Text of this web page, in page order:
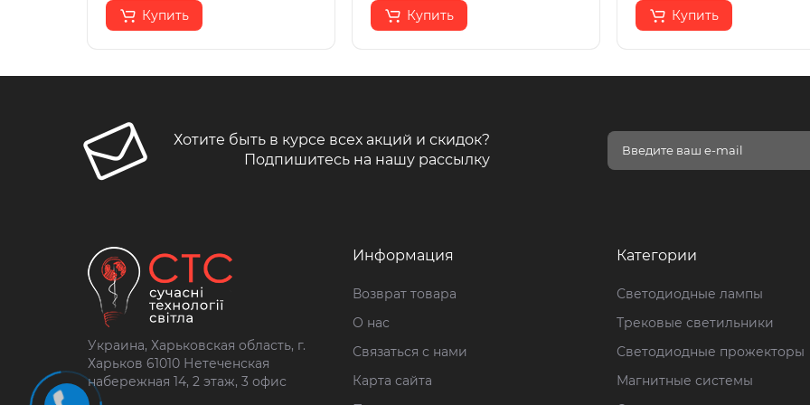
Купить Купить Купить
Хотите быть в курсе всех акций и скидок?
Подпишитесь на нашу рассылку
Украина, Харьковская область, г.
Харьков 61010 Нетеченская
набережная 14, 2 этаж, 3 офис
Информация
Возврат товара
О нас
Связаться с нами
Карта сайта
Категории
Светодиодные лампы
Трековые светильники
Светодиодные прожекторы
Магнитные системы